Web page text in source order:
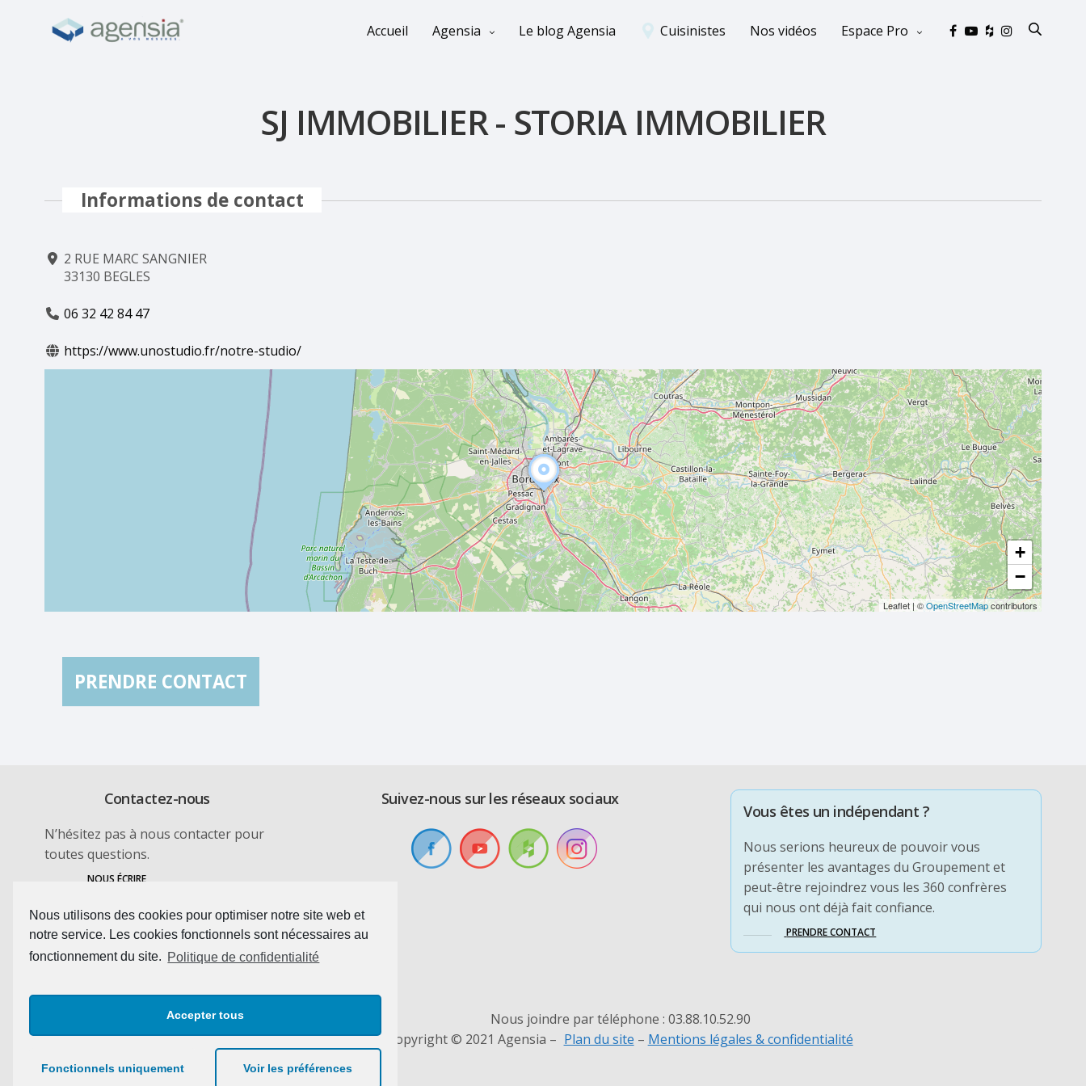
Accueil Agensia Le blog Agensia Cuisinistes Nos vidéos Espace Pro
SJ IMMOBILIER - STORIA IMMOBILIER
Informations de contact
2 RUE MARC SANGNIER
33130 BEGLES
06 32 42 84 47
https://www.unostudio.fr/notre-studio/
+
−
Leaflet | ©OpenStreetMapcontributors
PRENDRE CONTACT
Contactez-nous
N’hésitez pas à nous contacter pour
toutes questions.
NOUS ÉCRIRE
Suivez-nous sur les réseaux sociaux
Vous êtes un indépendant ?
Nous serions heureux de pouvoir vous
présenter les avantages du Groupement et
peut-être rejoindrez vous les 360 confrères
qui nous ont déjà fait confiance.
PRENDRE CONTACT
Nous joindre par téléphone : 03.88.10.52.90
Copyright © 2021 Agensia – Plan du site – Mentions légales & confidentialité
Nous utilisons des cookies pour optimiser notre site web et
notre service. Les cookies fonctionnels sont nécessaires au
fonctionnement du site. Politique de confidentialité
Accepter tous
Fonctionnels uniquement Voir les préférences